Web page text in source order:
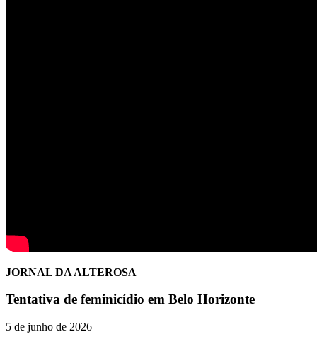
JORNAL DA ALTEROSA
Tentativa de feminicídio em Belo Horizonte
5 de junho de 2026